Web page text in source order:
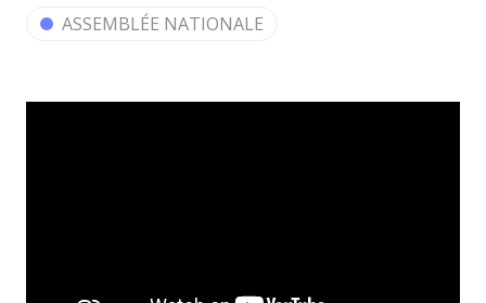
ASSEMBLÉE NATIONALE